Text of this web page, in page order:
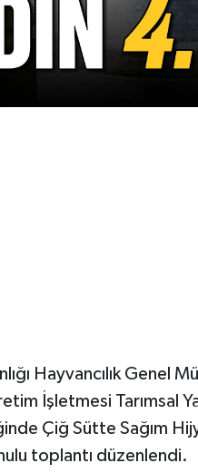
Hayvancılık Genel
İşletmesi Tarımsal
Çiğ Sütte Sağım
toplantı düzenlendi.